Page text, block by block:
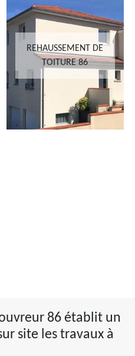
REHAUSSEMENT DE
TOITURE 86
86 établit un
site les travaux à